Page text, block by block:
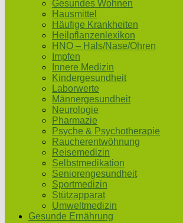
Gesundes Wohnen
Hausmittel
Häufige Krankheiten
Heilpflanzenlexikon
HNO – Hals/Nase/Ohren
Impfen
Innere Medizin
Kindergesundheit
Laborwerte
Männergesundheit
Neurologie
Pharmazie
Psyche & Psychotherapie
Raucherentwöhnung
Reisemedizin
Selbstmedikation
Seniorengesundheit
Sportmedizin
Stützapparat
Umweltmedizin
Gesunde Ernährung